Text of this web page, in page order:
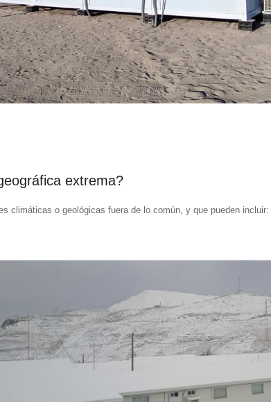
extrema?
climáticas o geológicas fuera de lo común, y que pueden incluir: